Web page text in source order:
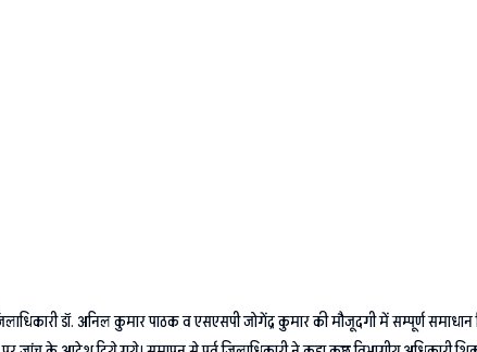
डॉ. अनिल कुमार पाठक व एसएसपी जोगेंद्र कुमार की मौजूदगी में सम्पूर्ण